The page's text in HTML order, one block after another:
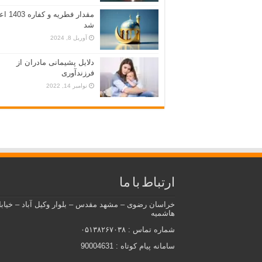
مقدار
شد
آوریل 8, 2024
دلایل پشیمانی مادران از
فرزندآوری
نوامبر 14, 2022
ارتباط با ما
خراسان رضوی – مشهد مقدس – بلوار وکیل آباد –
هاشمیه
شماره تماس : ۰۵۱۳۸۲۶۷۰۳۸
سامانه پیام کوتاه : 90004631